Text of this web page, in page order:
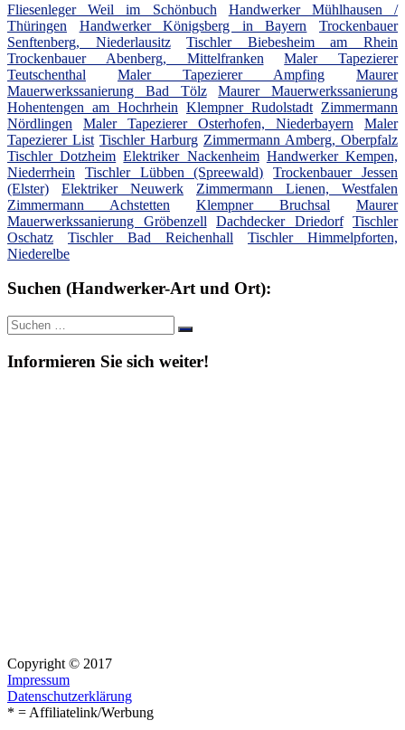
Fliesenleger Weil im Schönbuch
Handwerker Mühlhausen /
Thüringen
Handwerker Königsberg in Bayern
Trockenbauer
Senftenberg, Niederlausitz
Tischler Biebesheim am Rhein
Trockenbauer Abenberg, Mittelfranken
Maler Tapezierer
Teutschenthal
Maler Tapezierer Ampfing
Maurer
Mauerwerkssanierung Bad Tölz
Maurer Mauerwerkssanierung
Hohentengen am Hochrhein Klempner Rudolstadt Zimmermann
Nördlingen
Maler Tapezierer Osterhofen, Niederbayern
Maler
Tapezierer List Tischler Harburg Zimmermann Amberg, Oberpfalz
Tischler Dotzheim Elektriker Nackenheim Handwerker Kempen,
Niederrhein
Tischler Lübben (Spreewald)
Trockenbauer Jessen
(Elster)
Elektriker Neuwerk
Zimmermann Lienen, Westfalen
Zimmermann Achstetten
Klempner Bruchsal
Maurer
Mauerwerkssanierung Gröbenzell
Dachdecker Driedorf
Tischler
Oschatz
Tischler Bad Reichenhall
Tischler Himmelpforten,
Niederelbe
Suchen (Handwerker-Art und Ort):
Suche
nach:
Suchen
Informieren Sie sich weiter!
Copyright © 2017
Impressum
Datenschutzerklärung
* = Affiliatelink/Werbung